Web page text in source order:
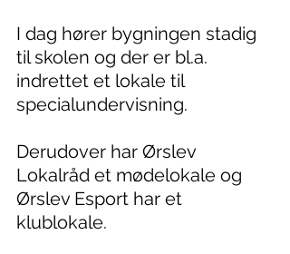
I dag hører bygningen stadig
til skolen og der er bl.a.
indrettet et lokale til
specialundervisning.
Derudover har Ørslev
Lokalråd et mødelokale og
Ørslev Esport har et
klublokale.